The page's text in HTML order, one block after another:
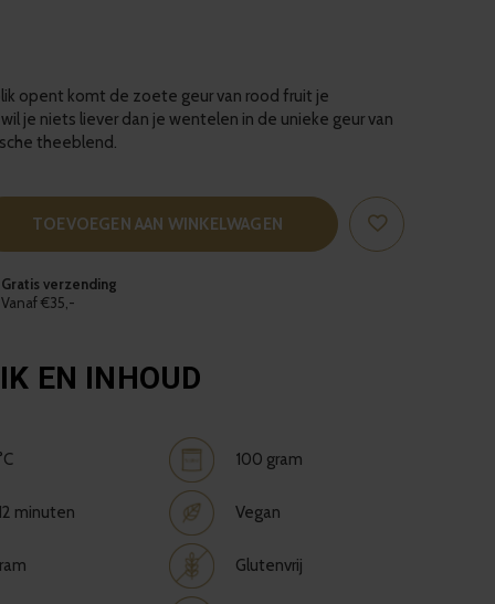
opent komt de zoete geur van rood fruit je
je niets liever dan je wentelen in de unieke geur van
theeblend.
TOEVOEGEN AAN WINKELWAGEN
Gratis verzending
Vanaf €35,-
EN INHOUD
minuten
100 gram
Vegan
Glutenvrij